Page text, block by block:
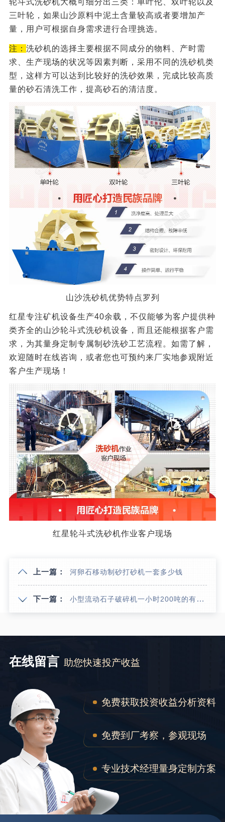
轮斗式洗砂机大概可细分出三类：单叶伦、双叶轮以及
三叶轮，如果山沙原料中泥土含量较高或者要增加产
量，用户可根据自身需求进行合理挑选。
注： 洗砂机的选择主要根据不同成分的物料、产时需
求、生产现场的状况等因素判断，采用不同的洗砂机类
型，这样方可以达到比较好的洗砂效果，完成比较高质
量的砂石清洗工作，提高砂石的清洁度。
山沙洗砂机优势特点罗列
红星专注矿机设备生产40余载，不仅能够为客户提供种
类齐全的山沙轮斗式洗砂机设备，而且还能根据客户需
求，为其量身定制专属制砂洗砂工艺流程。如需了解，
欢迎随时在线咨询，或者您也可预约来厂实地参观附近
客户生产现场！
红星轮斗式洗砂机作业客户现场
上一篇： 河卵石移动制砂打砂机一套多少钱
下一篇： 小型流动石子破碎机一小时200吨的有吗？价格怎么样
在线留言 助您快速投产收益
免费获取投资收益分析资料
免费到厂考察，参观现场
专业技术经理量身定制方案